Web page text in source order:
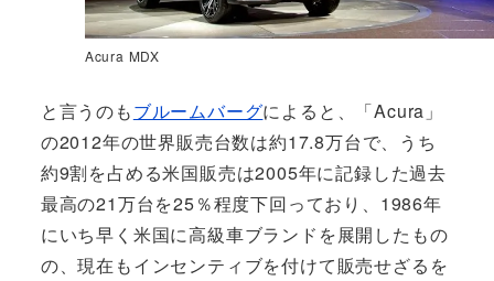
Acura MDX
と言うのもブルームバーグによると、「Acura」
の2012年の世界販売台数は約17.8万台で、うち
約9割を占める米国販売は2005年に記録した過去
最高の21万台を25％程度下回っており、1986年
にいち早く米国に高級車ブランドを展開したもの
の、現在もインセンティブを付けて販売せざるを